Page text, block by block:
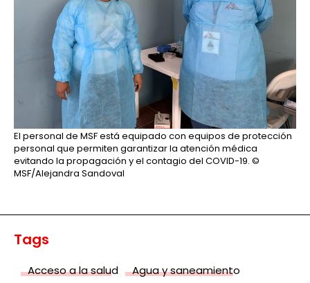
El personal de MSF está equipado con equipos de protección
personal que permiten garantizar la atención médica
evitando la propagación y el contagio del COVID-19. ©
MSF/Alejandra Sandoval
Tags
Acceso a la salud
Agua y saneamiento